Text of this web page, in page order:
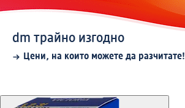
dm трайно изгодно
Цени, на които можете да разчитате!